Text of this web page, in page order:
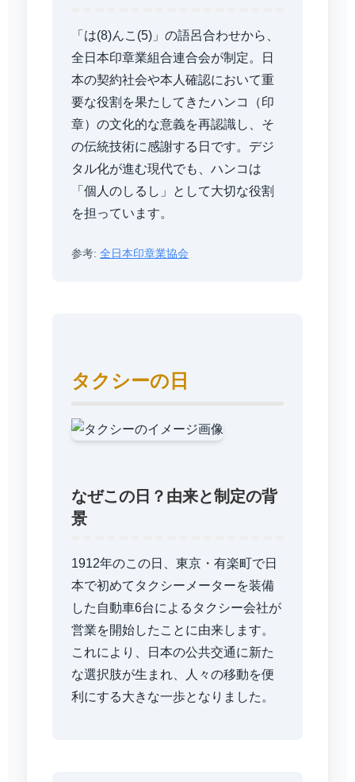
「は(8)んこ(5)」の語呂合わせから、
全日本印章業組合連合会が制定。日
本の契約社会や本人確認において重
要な役割を果たしてきたハンコ（印
章）の文化的な意義を再認識し、そ
の伝統技術に感謝する日です。デジ
タル化が進む現代でも、ハンコは
「個人のしるし」として大切な役割
を担っています。
参考: 全日本印章業協会
タクシーの日
なぜこの日？由来と制定の背
景
1912年のこの日、東京・有楽町で日
本で初めてタクシーメーターを装備
した自動車6台によるタクシー会社が
営業を開始したことに由来します。
これにより、日本の公共交通に新た
な選択肢が生まれ、人々の移動を便
利にする大きな一歩となりました。